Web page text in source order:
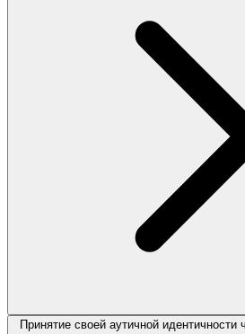
Принятие своей аутичной идентичности